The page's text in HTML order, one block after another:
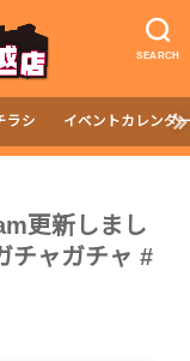
SEARCH
ラシ イベントカレンダ
更新しまし
チャガチャ #